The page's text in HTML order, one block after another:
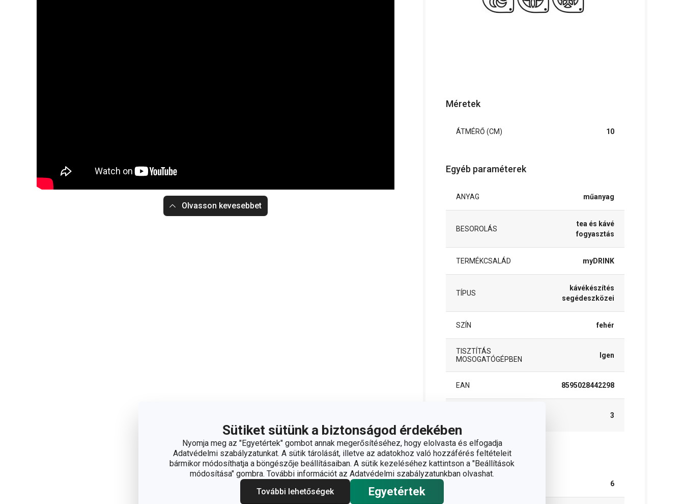
Sütiket sütünk a biztonságod érdekében
Nyomja meg az "Egyetértek" gombot annak megerősítéséhez, hogy elolvasta és elfogadja
Adatvédelmi szabályzatunkat. A sütik tárolását, illetve az adatokhoz való hozzáférés feltételeit
bármikor módosíthatja a böngészője beállításaiban. A sütik kezeléséhez kattintson a "Beállítások
módosítása" gombra. További információt az Adatvédelmi szabályzatunkban olvashat.
További lehetőségek
Egyetértek
Olvasson kevesebbet
Méretek
ÁTMÉRŐ (CM) 10
Egyéb paraméterek
ANYAG műanyag
BESOROLÁS
tea és kávé
fogyasztás
TERMÉKCSALÁD myDRINK
TÍPUS
kávékészítés
segédeszközei
SZÍN fehér
TISZTÍTÁS
MOSOGATÓGÉPBEN
Igen
EAN 8595028442298
3
Csomag
6